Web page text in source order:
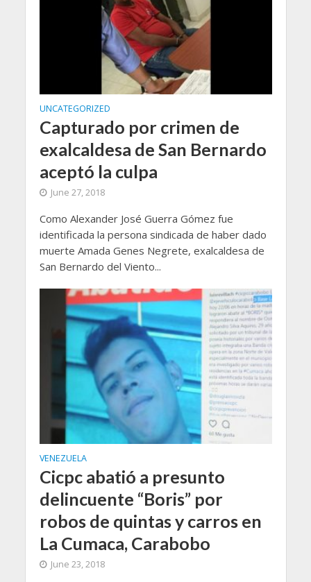
UNCATEGORIZED
Capturado por crimen de
exalcaldesa de San Bernardo
aceptó la culpa
June 27, 2018
Como Alexander José Guerra Gómez fue
identificada la persona sindicada de haber dado
muerte Amada Genes Negrete, exalcaldesa de
San Bernardo del Viento...
VENEZUELA
Cicpc abatió a presunto
delincuente “Boris” por
robos de quintas y carros en
La Cumaca, Carabobo
June 23, 2018